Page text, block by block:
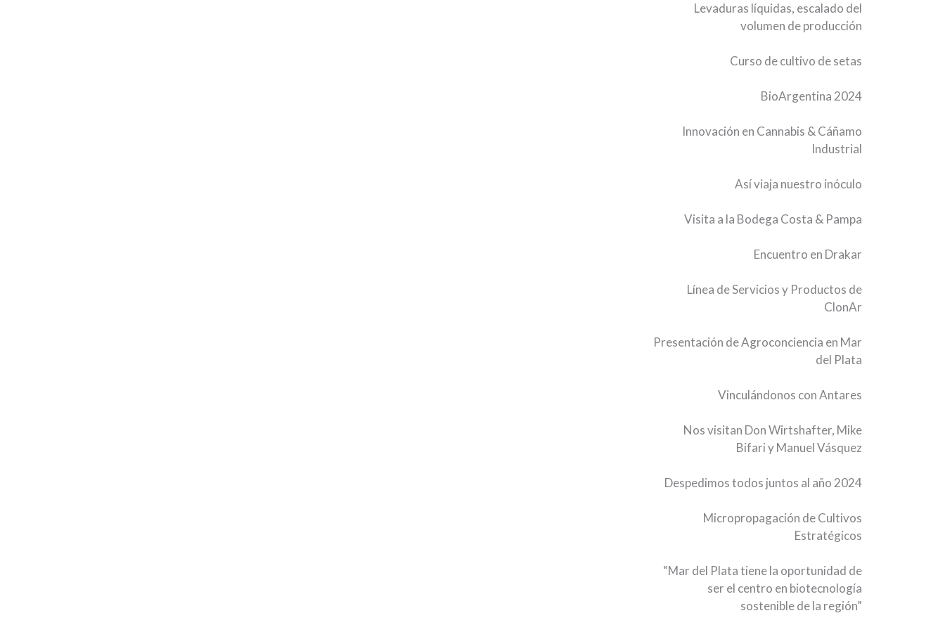
Levaduras líquidas, escalado del
volumen de producción
Curso de cultivo de setas
BioArgentina 2024
Innovación en Cannabis & Cáñamo
Industrial
Así viaja nuestro inóculo
Visita a la Bodega Costa & Pampa
Encuentro en Drakar
Línea de Servicios y Productos de
ClonAr
Presentación de Agroconciencia en Mar
del Plata
Vinculándonos con Antares
Nos visitan Don Wirtshafter, Mike
Bifari y Manuel Vásquez
Despedimos todos juntos al año 2024
Micropropagación de Cultivos
Estratégicos
“Mar del Plata tiene la oportunidad de
ser el centro en biotecnología
sostenible de la región”